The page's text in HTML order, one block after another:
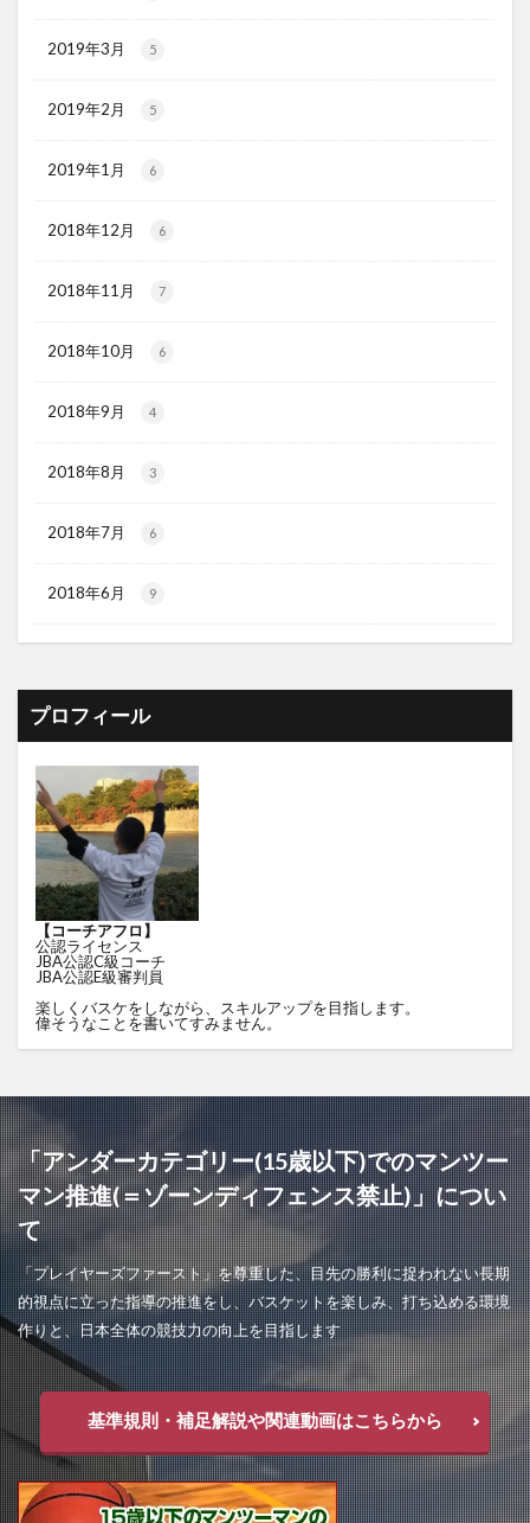
2019年3月 5
2019年2月 5
2019年1月 6
2018年12月 6
2018年11月 7
2018年10月 6
2018年9月 4
2018年8月 3
2018年7月 6
2018年6月 9
プロフィール
【コーチアフロ】
公認ライセンス
JBA公認C級コーチ
JBA公認E級審判員
楽しくバスケをしながら、スキルアップを目指します。
偉そうなことを書いてすみません。
「アンダーカテゴリー(15歳以下)でのマンツー
マン推進(＝ゾーンディフェンス禁止)」につい
て
「プレイヤーズファースト」を尊重した、目先の勝利に捉われない長期
的視点に立った指導の推進をし、バスケットを楽しみ、打ち込める環境
作りと、日本全体の競技力の向上を目指します
基準規則・補足解説や関連動画はこちらから